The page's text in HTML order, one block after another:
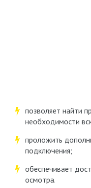
позволяет найти
необходимости
проложить
подключения;
обеспечивает
осмотра.